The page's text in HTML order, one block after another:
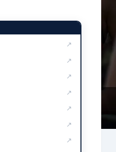
↗
↗
↗
↗
↗
↗
↗